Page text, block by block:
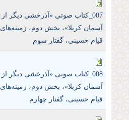
007_کتاب صوتی «آذرخشی‌ دیگر‌ از‌
آسمان‌ کربلا»، بخش دوم، زمینه‌های
قیام حسینی، گفتار سوم
008_کتاب صوتی «آذرخشی‌ دیگر‌ از‌
آسمان‌ کربلا»، بخش دوم، زمینه‌های
قیام حسینی، گفتار چهارم